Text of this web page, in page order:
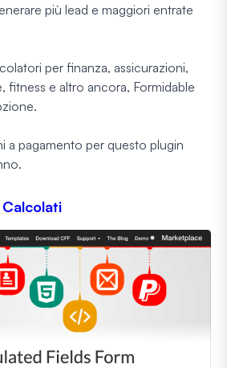
più lead e maggiori entrate
per finanza, assicurazioni,
fitness e altro ancora, Formidable
a pagamento per questo plugin